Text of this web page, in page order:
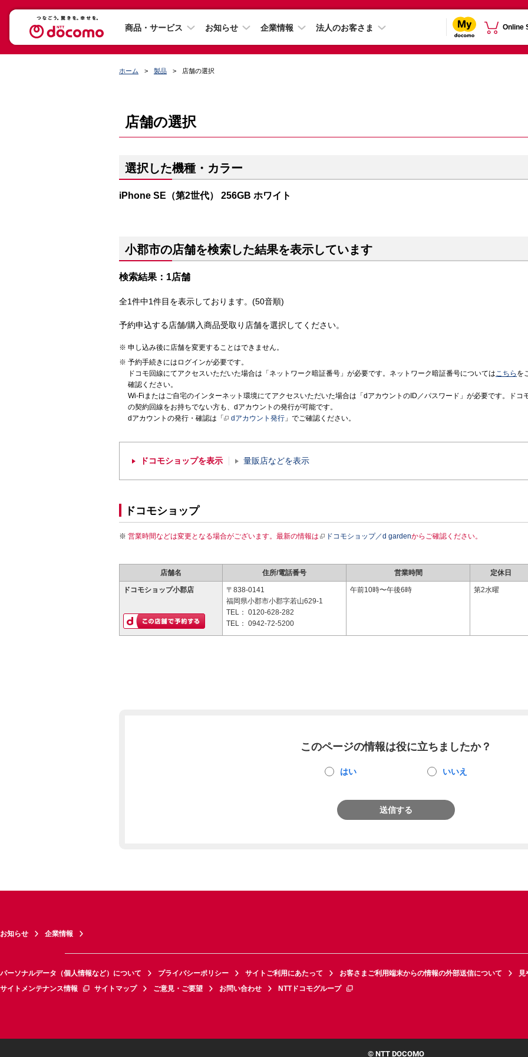
商品・サービス お知らせ 企業情報 法人のお客さま Online
ホーム 製品 店舗の選択
店舗の選択
選択した機種・カラー
iPhone SE（第2世代） 256GB ホワイト
小郡市の店舗を検索した結果を表示しています
検索結果：1店舗
全1件中1件目を表示しております。(50音順)
予約申込する店舗/購入商品受取り店舗を選択してください。
申し込み後に店舗を変更することはできません。
予約手続きにはログインが必要です。
ドコモ回線にてアクセスいただいた場合は「ネットワーク暗証番号」が必要です。ネットワーク暗証番号についてはこちら を
確認ください。
Wi-Fiまたはご自宅のインターネット環境にてアクセスいただいた場合は「dアカウントのID／パスワード」が必要です。ドコ
の契約回線をお持ちでない方も、dアカウントの発行が可能です。
dアカウントの発行・確認は「
dアカウント発行 」でご確認ください。
ドコモショップを表示 量販店などを表示
ドコモショップ
営業時間などは変更となる場合がございます。最新の情報は ドコモショップ／d gardenからご確認ください。
店舗名 住所/電話番号 営業時間 定休日
ドコモショップ小郡店
〒838-0141
福岡県小郡市小郡字若山629-1
TEL： 0120-628-282
TEL： 0942-72-5200
午前10時〜午後6時 第2水曜
このページの情報は役に立ちましたか？
はい いいえ
送信する
お知らせ 企業情報
パーソナルデータ（個人情報など）について プライバシーポリシー サイトご利用にあたって お客さまご利用端末からの情報の外部送信について
見
サイトメンテナンス情報
サイトマップ ご意見・ご要望 お問い合わせ NTTドコモグループ
© NTT DOCOMO